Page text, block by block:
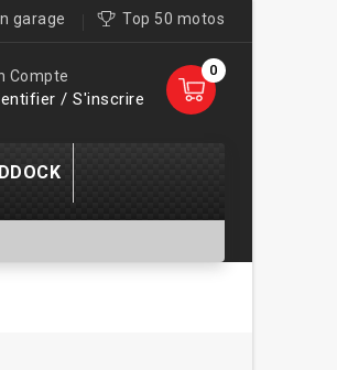
garage Top 50 motos
0
Compte
/ S'inscrire